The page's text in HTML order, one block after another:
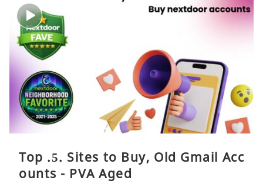
Top .5. Sites to Buy, Old Gmail Acc
ounts - PVA Aged